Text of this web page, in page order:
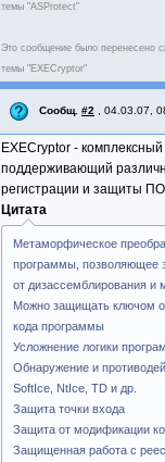
темы "ASProtect"
Это сообщение было перенесено
темы "EXECryptor"
Сообщ. #2 , 04.03.07,
EXECryptor -
поддерживающий
регистрации и защиты
Цитата
Метаморфическое
программы, позволяющее
от дизассемблирования и
Можно защищать ключом
кода программы
Усложнение логики
Обнаружение и
SoftIce, NtIce, TD и др.
Защита точки входа
Защита от модификации
Защищенная работа с